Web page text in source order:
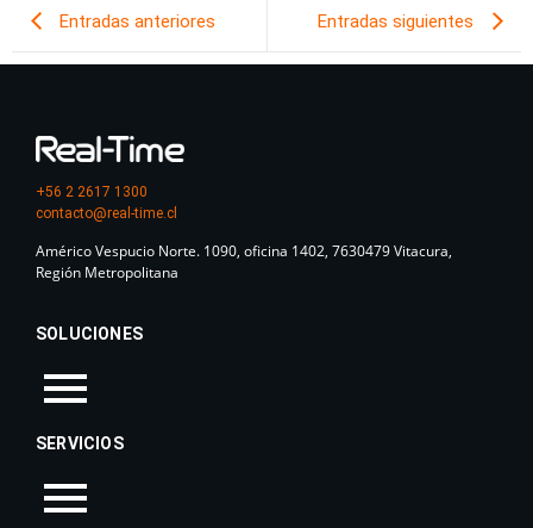
Entradas anteriores Entradas siguientes
+56 2 2617 1300
contacto@real-time.cl
Américo Vespucio Norte. 1090, oficina 1402, 7630479 Vitacura,
Región Metropolitana
SOLUCIONES
SERVICIOS